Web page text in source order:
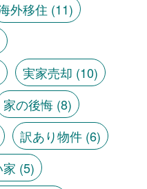
外移住 (11)
実家売却 (10)
家の後悔(8)
訳あり物件(6)
(5)